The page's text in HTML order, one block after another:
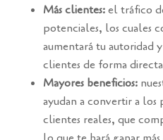
Más clientes:el tráfico
potenciales, los cuales
aumentará tu autoridad
clientes de forma
Mayores beneficios:
ayudan a convertir a los
clientes reales, que